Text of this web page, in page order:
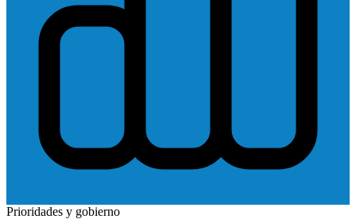
Prioridades y gobierno